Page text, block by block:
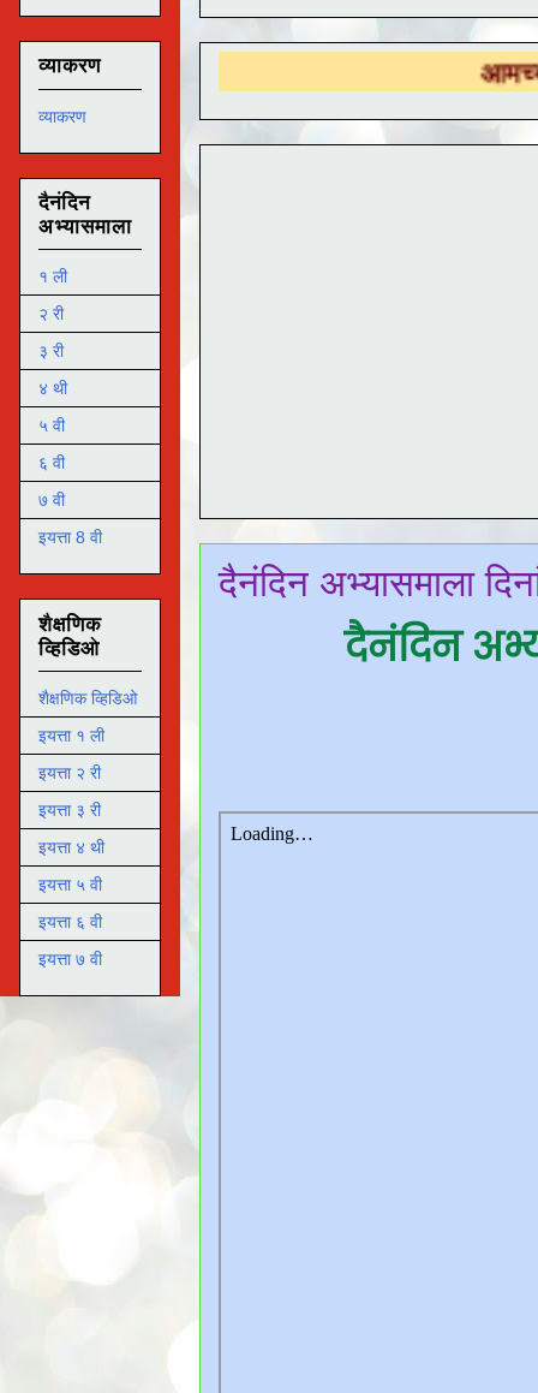
DS
दैनंदिन अभ्यासमाला
दैनंदिन
व्याकरण
व्याकरण
दैनंदिन
अभ्यासमाला
१ ली
२ री
३ री
४ थी
५ वी
६ वी
७ वी
इयत्ता 8 वी
शैक्षणिक
व्हिडिओ
शैक्षणिक व्हिडिओ
इयत्ता १ ली
इयत्ता २ री
इयत्ता ३ री
इयत्ता ४ थी
इयत्ता ५ वी
इयत्ता ६ वी
इयत्ता ७ वी